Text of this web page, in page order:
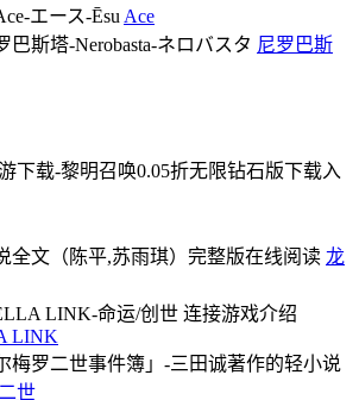
Ace
尼罗巴斯
龙
LINK
世